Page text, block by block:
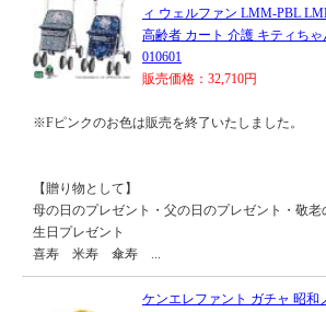
ィ ウェルファン LMM-PBL
高齢者 カート 介護 キティち
010601
販売価格：32,710円
※Fピンクのお色は販売を終了いたしました。
【贈り物として】
母の日のプレゼント・父の日のプレゼント・敬
生日プレゼント
喜寿 米寿 傘寿 ...
ケンエレファント ガチャ 昭和